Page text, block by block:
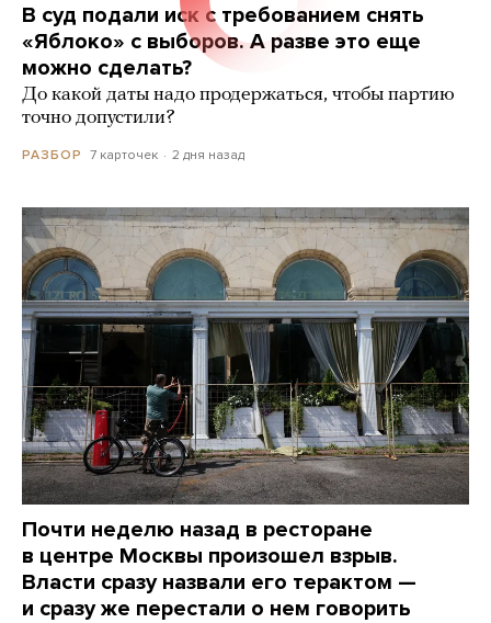
В суд подали иск с требованием снять
«Яблоко» с выборов. А разве это еще
можно сделать?
До какой даты надо продержаться, чтобы партию
точно допустили?
РАЗБОР 7 карточек 2 дня назад
Почти неделю назад в ресторане
в центре Москвы произошел взрыв.
Власти сразу назвали его терактом —
и сразу же перестали о нем говорить